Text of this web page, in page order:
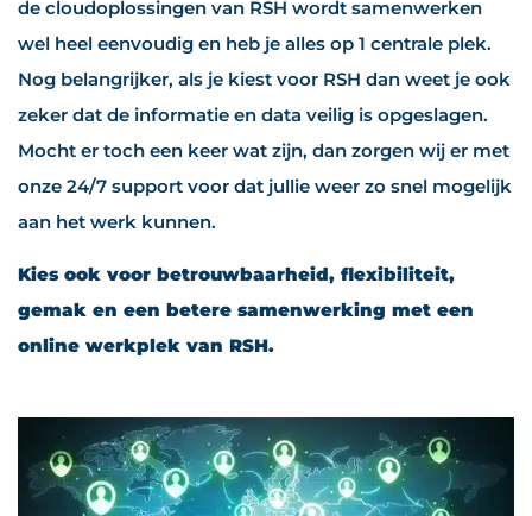
de cloudoplossingen van RSH wordt samenwerken
wel heel eenvoudig en heb je alles op 1 centrale plek.
Nog belangrijker, als je kiest voor RSH dan weet je ook
zeker dat de informatie en data veilig is opgeslagen.
Mocht er toch een keer wat zijn, dan zorgen wij er met
onze 24/7 support voor dat jullie weer zo snel mogelijk
aan het werk kunnen.
Kies ook voor betrouwbaarheid, flexibiliteit,
gemak en een betere samenwerking met een
online werkplek van RSH.